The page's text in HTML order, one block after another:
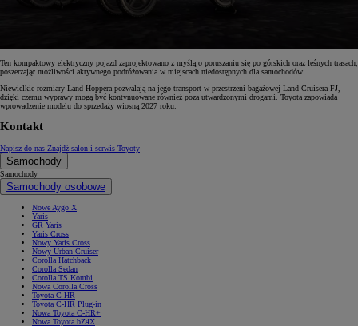
Ten kompaktowy elektryczny pojazd zaprojektowano z myślą o poruszaniu się po górskich oraz leśnych trasach,
poszerzając możliwości aktywnego podróżowania w miejscach niedostępnych dla samochodów.
Niewielkie rozmiary Land Hoppera pozwalają na jego transport w przestrzeni bagażowej Land Cruisera FJ,
dzięki czemu wyprawy mogą być kontynuowane również poza utwardzonymi drogami. Toyota zapowiada
wprowadzenie modelu do sprzedaży wiosną 2027 roku.
Kontakt
Napisz do nas Znajdź salon i serwis Toyoty
Samochody
Samochody
Samochody osobowe
Nowe Aygo X
Yaris
GR Yaris
Yaris Cross
Nowy Yaris Cross
Nowy Urban Cruiser
Corolla Hatchback
Corolla Sedan
Corolla TS Kombi
Nowa Corolla Cross
Toyota C-HR
Toyota C-HR Plug-in
Nowa Toyota C-HR+
Nowa Toyota bZ4X